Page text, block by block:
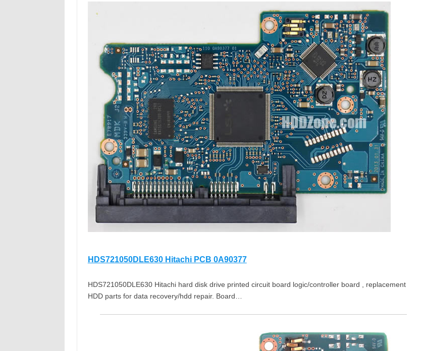
HDS721050DLE630 Hitachi PCB 0A90377
HDS721050DLE630 Hitachi hard disk drive printed circuit board logic/controller board , replacement
HDD parts for data recovery/hdd repair. Board…